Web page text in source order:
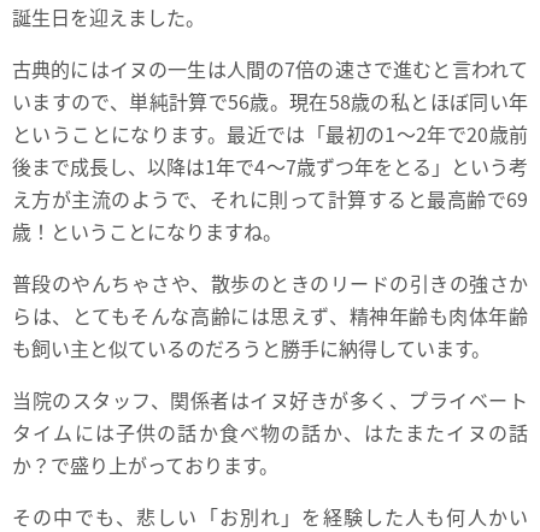
誕生日を迎えました。
古典的にはイヌの一生は人間の7倍の速さで進むと言われて
いますので、単純計算で56歳。現在58歳の私とほぼ同い年
ということになります。最近では「最初の1〜2年で20歳前
後まで成長し、以降は1年で4〜7歳ずつ年をとる」という考
え方が主流のようで、それに則って計算すると最高齢で69
歳！ということになりますね。
普段のやんちゃさや、散歩のときのリードの引きの強さか
らは、とてもそんな高齢には思えず、精神年齢も肉体年齢
も飼い主と似ているのだろうと勝手に納得しています。
当院のスタッフ、関係者はイヌ好きが多く、プライベート
タイムには子供の話か食べ物の話か、はたまたイヌの話
か？で盛り上がっております。
その中でも、悲しい「お別れ」を経験した人も何人かい